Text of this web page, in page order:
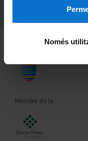
Només
Fundadora de la
Membre de la